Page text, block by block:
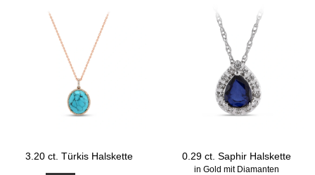
3.20 ct. Türkis Halskette 0.29 ct. Saphir Halskette
in Gold mit Diamanten